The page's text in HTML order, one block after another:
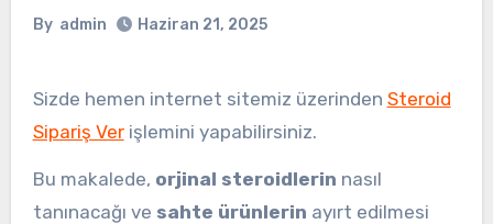
By admin Haziran 21, 2025
Sizde hemen internet sitemiz üzerinden Steroid
Sipariş Verişlemini yapabilirsiniz.
Bu makalede, orjinal steroidlerin nasıl
tanınacağı ve sahte ürünlerin ayırt edilmesi